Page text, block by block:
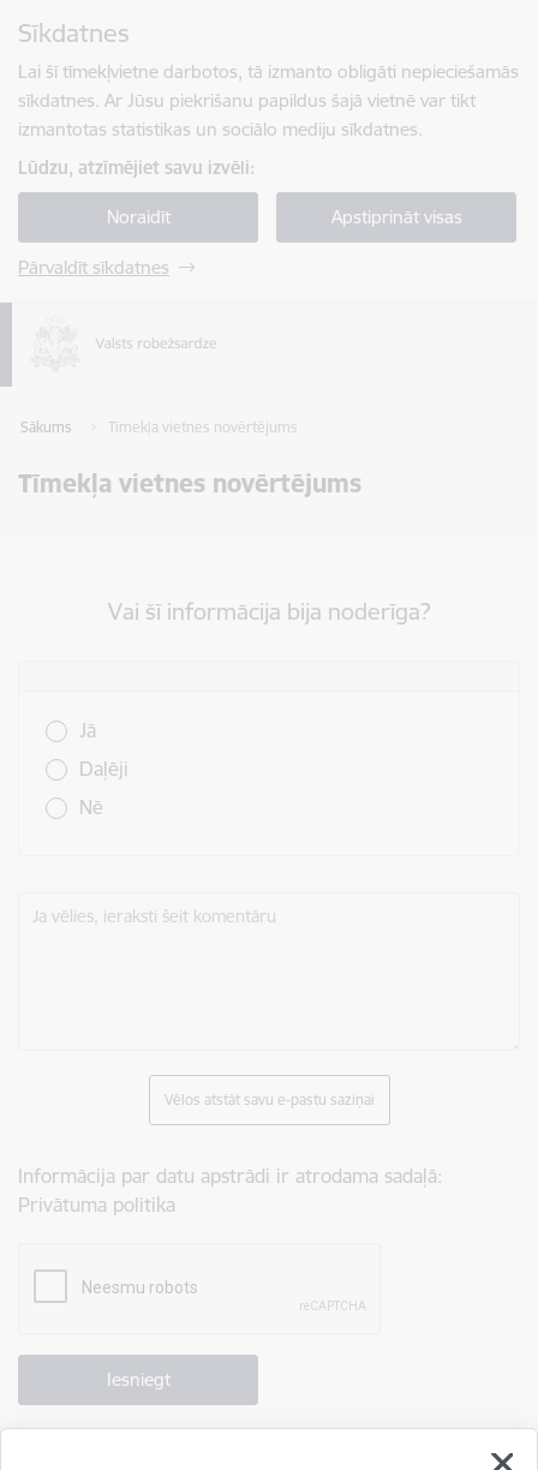
Sīkdatnes
Lai šī tīmekļvietne darbotos, tā izmanto obligāti nepieciešamās
sīkdatnes. Ar Jūsu piekrišanu papildus šajā vietnē var tikt
izmantotas statistikas un sociālo mediju sīkdatnes.
Lūdzu, atzīmējiet savu izvēli:
Noraidīt Apstiprināt visas
Pārvaldīt sīkdatnes
Sākums Tīmekļa vietnes novērtējums
Tīmekļa vietnes novērtējums
Vai šī informācija bija noderīga?
Jā
Daļēji
Nē
Ja vēlies, ieraksti šeit komentāru
Vēlos atstāt savu e-pastu saziņai
Informācija par datu apstrādi ir atrodama sadaļā:
Privātuma politika